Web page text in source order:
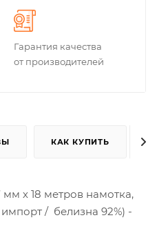
Гарантия качества
от производителей
КАК КУПИТЬ
х 18 метров намотка,
/ белизна 92%) -